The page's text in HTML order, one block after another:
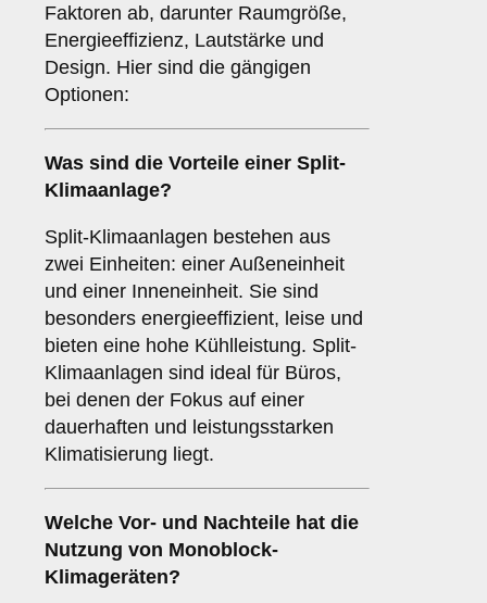
Faktoren ab, darunter Raumgröße,
Energieeffizienz, Lautstärke und
Design. Hier sind die gängigen
Optionen:
Was sind die Vorteile einer Split-
Klimaanlage?
Split-Klimaanlagen bestehen aus
zwei Einheiten: einer Außeneinheit
und einer Inneneinheit. Sie sind
besonders energieeffizient, leise und
bieten eine hohe Kühlleistung. Split-
Klimaanlagen sind ideal für Büros,
bei denen der Fokus auf einer
dauerhaften und leistungsstarken
Klimatisierung liegt.
Welche Vor- und Nachteile hat die
Nutzung von Monoblock-
Klimageräten?